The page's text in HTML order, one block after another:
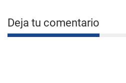
Deja tu comentario